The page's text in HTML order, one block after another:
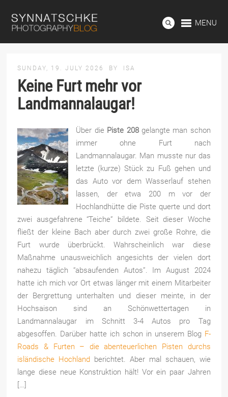
MENU
SUNDAY, 19. JULY 2026 BY ISA
Keine Furt mehr vor
Landmannalaugar!
Über die Piste 208gelangte man schon
immer ohne Furt nach
Landmannalaugar. Man musste nur das
letzte (kurze) Stück zu Fuß gehen und
das Auto vor dem Wasserlauf stehen
lassen, der etwa 200 m vor der
Hochlandhütte die Piste querte und dort
zwei ausgefahrene “Teiche” bildete. Seit dieser Woche
fließt der kleine Bach aber durch zwei große Rohre, die
Furt wurde überbrückt. Wahrscheinlich war diese
Maßnahme unausweichlich angesichts der vielen dort
nahezu täglich “absaufenden Autos”. Im August 2024
hatte ich mich vor Ort etwas länger mit einem Mitarbeiter
der Bergrettung unterhalten und dieser meinte, in der
Hochsaison sind an Schönwettertagen in
Landmannalaugar im Schnitt 3-4 Autos pro Tag
abgesoffen. Darüber hatte ich schon in unserem Blog F-
Roads & Furten – die abenteuerlichen Pisten durchs
isländische Hochland berichtet. Aber mal schauen, wie
lange diese neue Konstruktion hält! Vor ein paar Jahren
[…]